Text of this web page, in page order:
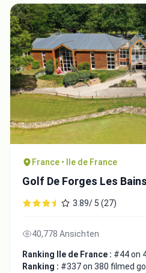
France • Ile de France
Golf De Forges Les Bains
3.89/ 5 (27)
40,778 Ansichten
Ranking Ile de France : #44 on
Ranking : #337 on 380 filmed